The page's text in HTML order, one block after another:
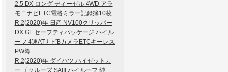
2.5 DX ロング ディーゼル 4WD アラ
モニナビETC電格ミラー記録簿10枚
R.2(2020)年 日産 NV100クリッパー
DX GL セーフティパッケージ ハイル
ーフ 4速ATナビBカメラETCキーレス
PW簿
R.2(2020)年 ダイハツ ハイゼットカ
ーゴ クルーズ SAIII ハイルーフ 純